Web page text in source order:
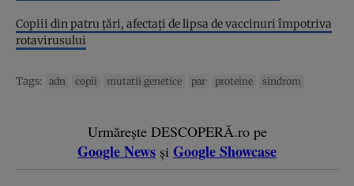
Copiii din patru țări, afectați de lipsa de vaccinuri împotriva
rotavirusului
Tags: adn copii mutatii genetice par proteine sindrom
Urmărește DESCOPERĂ.ro pe
Google News și Google Showcase